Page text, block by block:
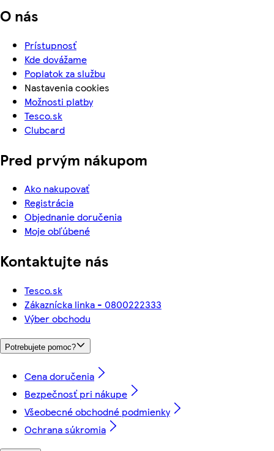
O nás
Prístupnosť
Kde dovážame
Poplatok za službu
Nastavenia cookies
Možnosti platby
Tesco.sk
Clubcard
Pred prvým nákupom
Ako nakupovať
Registrácia
Objednanie doručenia
Moje obľúbené
Kontaktujte nás
Tesco.sk
Zákaznícka linka - 0800222333
Výber obchodu
Potrebujete pomoc?
Cena doručenia
Bezpečnosť pri nákupe
Všeobecné obchodné podmienky
Ochrana súkromia